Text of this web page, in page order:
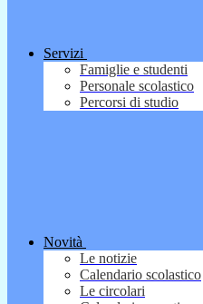
Servizi
Famiglie e studenti
Personale scolastico
Percorsi di studio
Novità
Le notizie
Calendario scolastico
Le circolari